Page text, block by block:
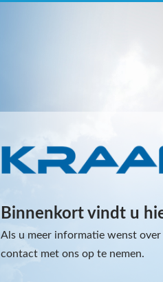
Binnenkort vindt u
Als u meer informatie wenst
contact met ons op te nemen.